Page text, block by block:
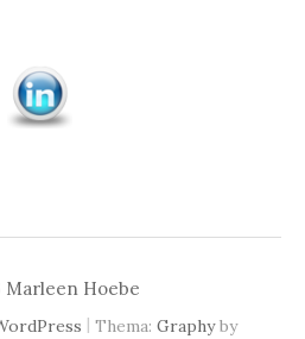
Marleen Hoebe
| Thema: Graphyby